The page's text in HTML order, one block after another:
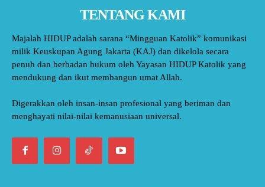
TENTANG KAMI
Majalah HIDUP adalah sarana “Mingguan Katolik” komunikasi
milik Keuskupan Agung Jakarta (KAJ) dan dikelola secara
penuh dan berbadan hukum oleh Yayasan HIDUP Katolik yang
mendukung dan ikut membangun umat Allah.
Digerakkan oleh insan-insan profesional yang beriman dan
menghayati nilai-nilai kemanusiaan universal.